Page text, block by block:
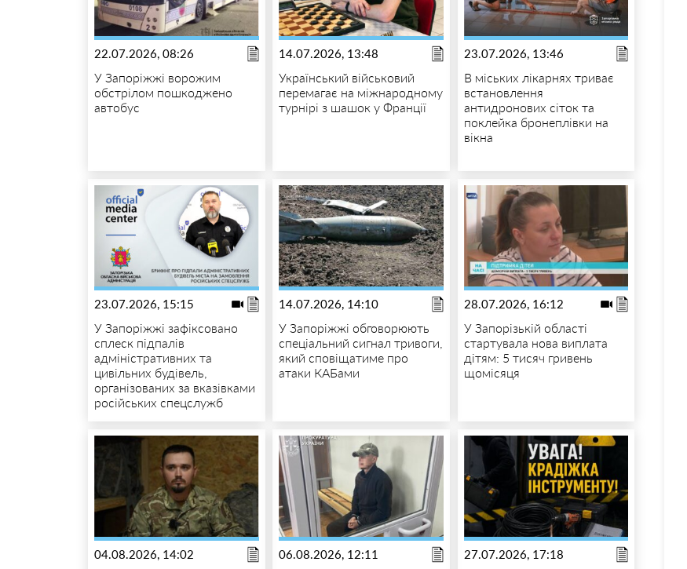
22.07.2026, 08:26
У Запоріжжі ворожим
обстрілом пошкоджено
автобус
14.07.2026, 13:48
Український військовий
перемагає на міжнародному
турнірі з шашок у Франції
23.07.2026, 13:46
В міських лікарнях триває
встановлення
антидронових сіток та
поклейка бронеплівки на
вікна
23.07.2026, 15:15
У Запоріжжі зафіксовано
сплеск підпалів
адміністративних та
цивільних будівель,
організованих за вказівками
російських спецслужб
14.07.2026, 14:10
У Запоріжжі обговорюють
спеціальний сигнал тривоги,
який сповіщатиме про
атаки КАБами
28.07.2026, 16:12
У Запорізькій області
стартувала нова виплата
дітям: 5 тисяч гривень
щомісяця
04.08.2026, 14:02 06.08.2026, 12:11 27.07.2026, 17:18